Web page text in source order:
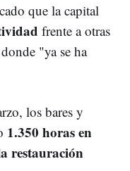
que la capital
frente a otras
"ya se ha
los bares y
1.350 horas en
restauración